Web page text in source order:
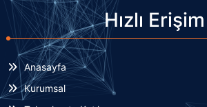
Hızlı Erişim
Anasayfa
Kurumsal